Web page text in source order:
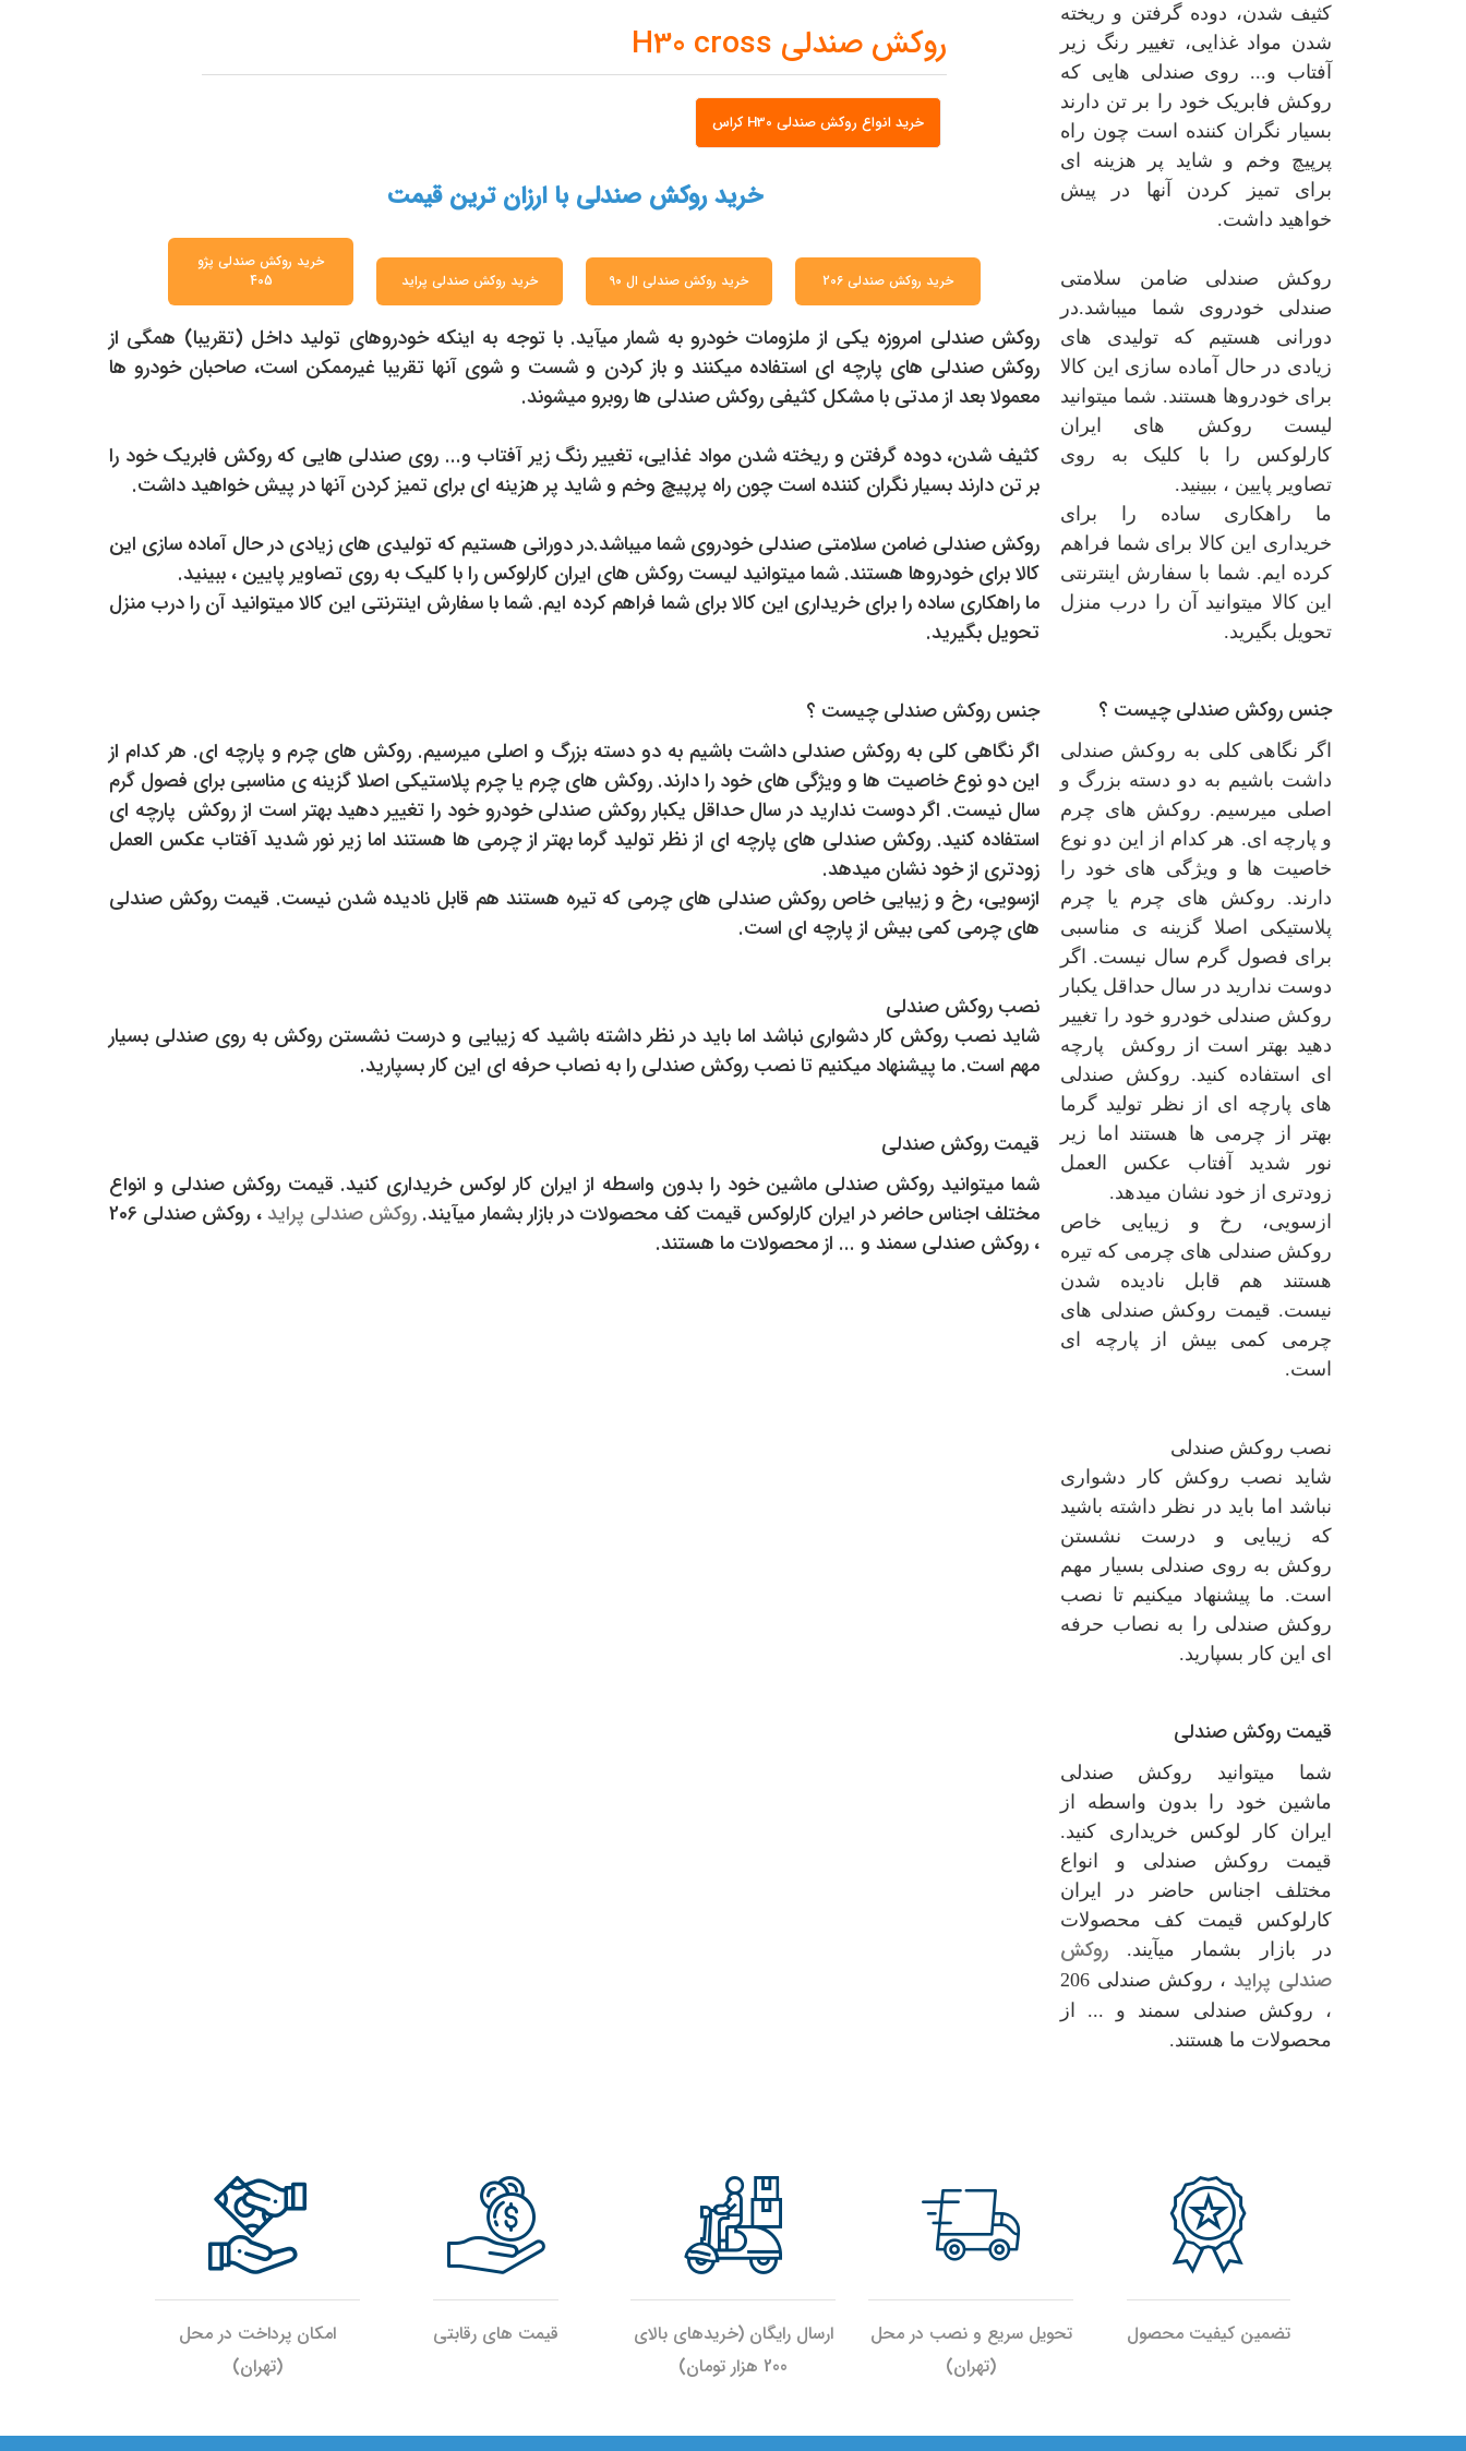
کثیف شدن، دوده گرفتن و ریخته
شدن مواد غذایی، تغییر رنگ زیر
آفتاب و... روی صندلی هایی که
روکش فابریک خود را بر تن دارند
بسیار نگران کننده است چون راه
پرپیچ وخم و شاید پر هزینه ای
برای تمیز کردن آنها در پیش
خواهید داشت.
روکش صندلی ضامن سلامتی
صندلی خودروی شما میباشد.در
دورانی هستیم که تولیدی های
زیادی در حال آماده سازی این کالا
برای خودروها هستند. شما میتوانید
لیست روکش های ایران
کارلوکس را با کلیک به روی
تصاویر پایین ، ببینید.
ما راهکاری ساده را برای
خریداری این کالا برای شما فراهم
کرده ایم. شما با سفارش اینترنتی
این کالا میتوانید آن را درب منزل
تحویل بگیرید.
جنس روکش صندلی چیست ؟
اگر نگاهی کلی به روکش صندلی
داشت باشیم به دو دسته بزرگ و
اصلی میرسیم. روکش های چرم
و پارچه ای. هر کدام از این دو نوع
خاصیت ها و ویژگی های خود را
دارند. روکش های چرم یا چرم
پلاستیکی اصلا گزینه ی مناسبی
برای فصول گرم سال نیست. اگر
دوست ندارید در سال حداقل یکبار
روکش صندلی خودرو خود را تغییر
دهید بهتر است از روکش پارچه
ای استفاده کنید. روکش صندلی
های پارچه ای از نظر تولید گرما
بهتر از چرمی ها هستند اما زیر
نور شدید آفتاب عکس العمل
زودتری از خود نشان میدهد.
ازسویی، رخ و زیبایی خاص
روکش صندلی های چرمی که تیره
هستند هم قابل نادیده شدن
نیست. قیمت روکش صندلی های
چرمی کمی بیش از پارچه ای
است.
نصب روکش صندلی
شاید نصب روکش کار دشواری
نباشد اما باید در نظر داشته باشید
که زیبایی و درست نشستن
روکش به روی صندلی بسیار مهم
است. ما پیشنهاد میکنیم تا نصب
روکش صندلی را به نصاب حرفه
ای این کار بسپارید.
قیمت روکش صندلی
شما میتوانید روکش صندلی
ماشین خود را بدون واسطه از
ایران کار لوکس خریداری کنید.
قیمت روکش صندلی و انواع
مختلف اجناس حاضر در ایران
کارلوکس قیمت کف محصولات
در بازار بشمار میآیند. روکش
صندلی پراید
، روکش صندلی 206
، روکش صندلی سمند و ... از
محصولات ما هستند.
روکش صندلی H30 cross
خرید انواع روکش صندلی H30 کراس
خرید روکش صندلی با ارزان ترین قیمت
خرید روکش صندلی 206 خرید روکش صندلی ال 90 خرید روکش صندلی پراید
خرید روکش صندلی پژو
405
روکش صندلی امروزه یکی از ملزومات خودرو به شمار میآید. با توجه به اینکه خودروهای تولید داخل (تقریبا) همگی از
روکش صندلی های پارچه ای استفاده میکنند و باز کردن و شست و شوی آنها تقریبا غیرممکن است، صاحبان خودرو ها
معمولا بعد از مدتی با مشکل کثیفی روکش صندلی ها روبرو میشوند.
کثیف شدن، دوده گرفتن و ریخته شدن مواد غذایی، تغییر رنگ زیر آفتاب و... روی صندلی هایی که روکش فابریک خود را
بر تن دارند بسیار نگران کننده است چون راه پرپیچ وخم و شاید پر هزینه ای برای تمیز کردن آنها در پیش خواهید داشت.
روکش صندلی ضامن سلامتی صندلی خودروی شما میباشد.در دورانی هستیم که تولیدی های زیادی در حال آماده سازی این
کالا برای خودروها هستند. شما میتوانید لیست روکش های ایران کارلوکس را با کلیک به روی تصاویر پایین ، ببینید.
ما راهکاری ساده را برای خریداری این کالا برای شما فراهم کرده ایم. شما با سفارش اینترنتی این کالا میتوانید آن را درب منزل
تحویل بگیرید.
جنس روکش صندلی چیست ؟
اگر نگاهی کلی به روکش صندلی داشت باشیم به دو دسته بزرگ و اصلی میرسیم. روکش های چرم و پارچه ای. هر کدام از
این دو نوع خاصیت ها و ویژگی های خود را دارند. روکش های چرم یا چرم پلاستیکی اصلا گزینه ی مناسبی برای فصول گرم
سال نیست. اگر دوست ندارید در سال حداقل یکبار روکش صندلی خودرو خود را تغییر دهید بهتر است از روکش پارچه ای
استفاده کنید. روکش صندلی های پارچه ای از نظر تولید گرما بهتر از چرمی ها هستند اما زیر نور شدید آفتاب عکس العمل
زودتری از خود نشان میدهد.
ازسویی، رخ و زیبایی خاص روکش صندلی های چرمی که تیره هستند هم قابل نادیده شدن نیست. قیمت روکش صندلی
های چرمی کمی بیش از پارچه ای است.
نصب روکش صندلی
شاید نصب روکش کار دشواری نباشد اما باید در نظر داشته باشید که زیبایی و درست نشستن روکش به روی صندلی بسیار
مهم است. ما پیشنهاد میکنیم تا نصب روکش صندلی را به نصاب حرفه ای این کار بسپارید.
قیمت روکش صندلی
شما میتوانید روکش صندلی ماشین خود را بدون واسطه از ایران کار لوکس خریداری کنید. قیمت روکش صندلی و انواع
مختلف اجناس حاضر در ایران کارلوکس قیمت کف محصولات در بازار بشمار میآیند. روکش صندلی پراید
، روکش صندلی 206
، روکش صندلی سمند و ... از محصولات ما هستند.
تضمین کیفیت محصول
تحویل سریع و نصب در محل
(تهران)
ارسال رایگان (خریدهای بالای
200 هزار تومان)
قیمت های رقابتی
امکان پرداخت در محل
(تهران)